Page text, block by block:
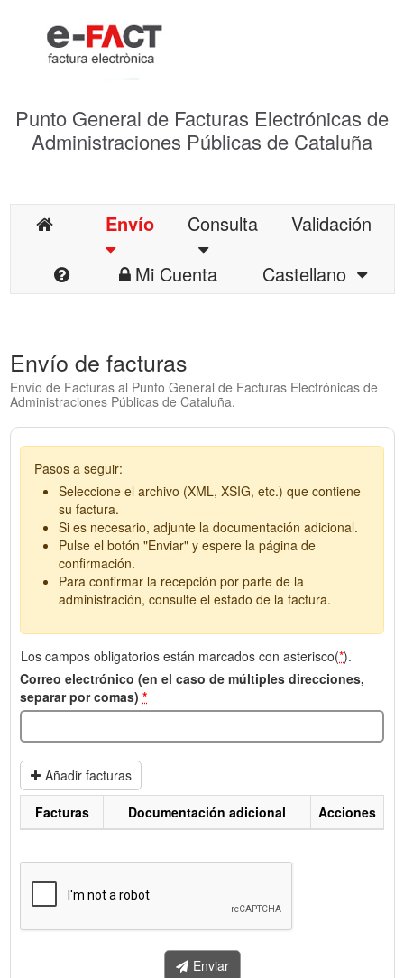
Punto General de Facturas Electrónicas de
Administraciones Públicas de Cataluña
Envío Consulta
Validación
Mi Cuenta
Castellano
Envío de facturas
Envío de Facturas al Punto General de Facturas Electrónicas de
Administraciones Públicas de Cataluña.
Pasos a seguir:
Seleccione el archivo (XML, XSIG, etc.) que contiene
su factura.
Si es necesario, adjunte la documentación adicional.
Pulse el botón "Enviar" y espere la página de
confirmación.
Para confirmar la recepción por parte de la
administración, consulte el estado de la factura.
Los campos obligatorios están marcados con asterisco(*).
Correo electrónico (en el caso de múltiples direcciones,
separar por comas) *
Añadir facturas
enviar.
Facturas Documentación adicional Acciones
Enviar